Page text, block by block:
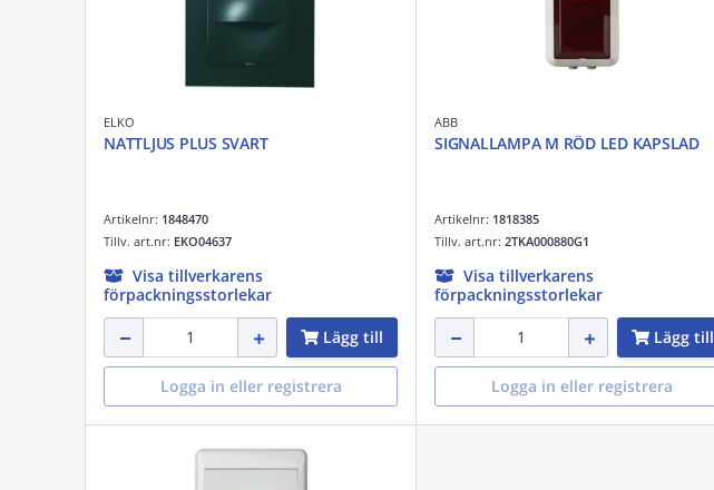
ELKO
NATTLJUS PLUS SVART
Artikelnr: 1848470
Tillv. art.nr: EKO04637
Visa tillverkarens
förpackningsstorlekar
Lägg till
Logga in eller registrera
ABB
SIGNALLAMPA M RÖD LED KAPSLAD
Artikelnr: 1818385
Tillv. art.nr: 2TKA000880G1
Visa tillverkarens
förpackningsstorlekar
Lägg till
Logga in eller registrera